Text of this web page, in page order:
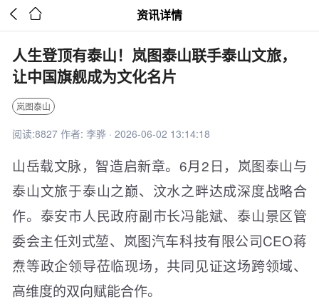
  资讯详情
人生登顶有泰山！岚图泰山联手泰山文旅，
让中国旗舰成为文化名片
岚图泰山
阅读:8827 作者: 李骅 · 2026-06-02 13:14:18
山岳载文脉，智造启新章。6月2日，岚图泰山与
泰山文旅于泰山之巅、汶水之畔达成深度战略合
作。泰安市人民政府副市长冯能斌、泰山景区管
委会主任刘式堃、岚图汽车科技有限公司CEO蒋
焘等政企领导莅临现场，共同见证这场跨领域、
高维度的双向赋能合作。